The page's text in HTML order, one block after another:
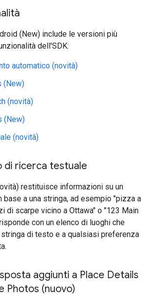
(New) include le versioni più
dell'SDK:
automatico (novità)
(New)
(novità)
(New)
(novità)
di ricerca testuale
restituisce informazioni su un
base a una stringa, ad esempio "pizza a
di scarpe vicino a Ottawa" o "123 Main
con un elenco di luoghi che
di testo e a qualsiasi preferenza
aggiunti a Place Details
Photos (nuovo)